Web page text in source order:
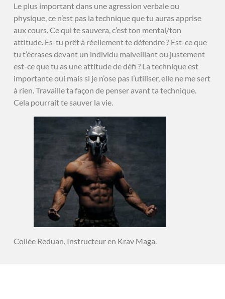
Le plus important dans une agression verbale ou
physique, ce n’est pas la technique que tu auras apprise
aux cours. Ce qui te sauvera, c’est ton mental/ton
attitude. Es-tu prêt à réellement te défendre ? Est-ce que
tu t’écrases devant un individu malveillant ou justement
est-ce que tu as une attitude de défi ? La technique est
importante oui mais si je n’ose pas l’utiliser, elle ne me sert
à rien. Travaille ta façon de penser avant ta technique.
Cela pourrait te sauver la vie.
Collée Reduan, Instructeur en Krav Maga.